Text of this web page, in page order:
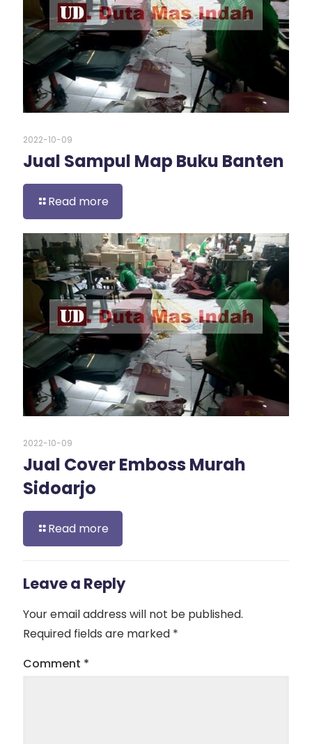
2022-10-09
Jual Sampul Map Buku Banten
Read more
2022-10-09
Jual Cover Emboss Murah
Sidoarjo
Read more
Leave a Reply
Your email address will not be published.
Required fields are marked *
Comment *